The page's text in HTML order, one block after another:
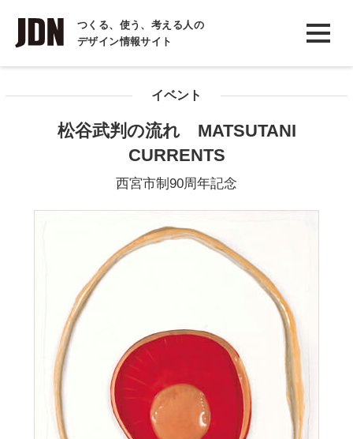
つくる、使う、考える人の
デザイン情報サイト
INTERVIEW
インタビュー
イベント
松谷武判の流れ MATSUTANI
CURRENTS
西宮市制90周年記念